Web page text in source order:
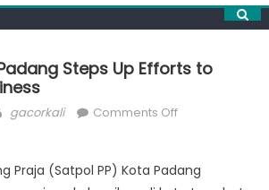
Steps Up Efforts to
Author
gacorkali Comments Offon
Kota
Praja (Satpol PP) Kota Padang